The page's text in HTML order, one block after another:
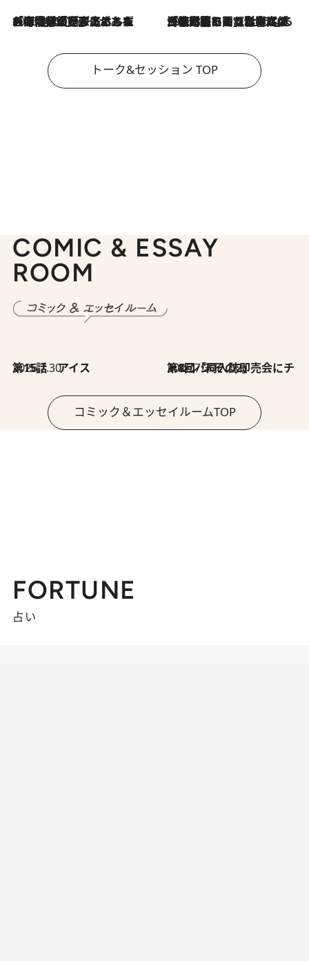
2026.8.3
「今後値上げがあるとすれば…」「リスクがあるのは今年の冬」エネルギー専門家が語る、ホルムズ海峡封鎖が家庭にもたらす“ある心配” 2026.8.3
「住宅建てられない…」「サーチャージ料の高値が続いている」ホルムズ海峡封鎖による影響はいつまで続く？《エネルギー専門家に聞く“どうなる日本の暮らし”》
トーク&セッション TOP
COMIC & ESSAY
ROOM
2026.7.30
第15話 アイス 2026.7.30
第8回「同人誌即売会にチャレンジ その2」
コミック＆エッセイルームTOP
FORTUNE
占い